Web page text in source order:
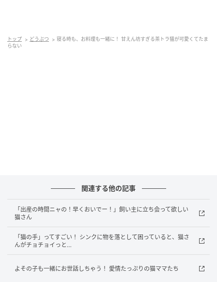
さらに、飼い主さんの
飼い主さんもついつい甘やかしてしまいます。
全身で「大好き」を伝える、
究極の甘えん坊ぶりが可愛らしい猫さんなのでした。
トップ どうぶつ
寝る時も、お料理も一緒に！ 甘えん坊すぎる茶トラ猫が可愛くてたま
らない
関連する他の記事
「出産の時間ニャの！早くおいでー！」飼い主に立ち会って欲しい
猫さん
「猫の手」ってすごい！ シンクに物を落として困っていると、猫さ
んがチョチョイっと…
よその子も一緒にお世話しちゃう！ 愛情たっぷりの猫ママたち